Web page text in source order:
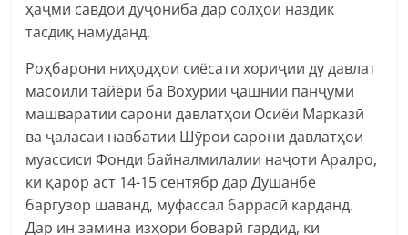
ҳаҷми савдои дуҷониба дар солҳои наздик
тасдиқ намуданд.
Роҳбарони ниҳодҳои сиёсати хориҷии ду давлат
масоили тайёрӣ ба Вохӯрии ҷашнии панҷуми
машваратии сарони давлатҳои Осиёи Марказӣ
ва ҷаласаи навбатии Шӯрои сарони давлатҳои
муассиси Фонди байналмилалии наҷоти Аралро,
ки қарор аст 14-15 сентябр дар Душанбе
баргузор шаванд, муфассал баррасӣ карданд.
Дар ин замина изҳори боварӣ гардид, ки